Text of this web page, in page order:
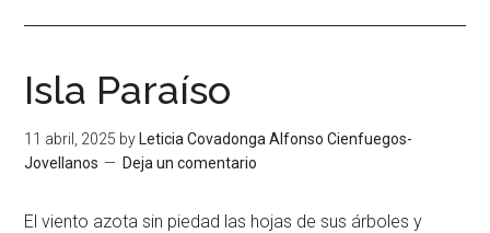
Isla Paraíso
11 abril, 2025 by Leticia Covadonga Alfonso Cienfuegos-
Jovellanos
Deja un comentario
El viento azota sin piedad las hojas de sus árboles y